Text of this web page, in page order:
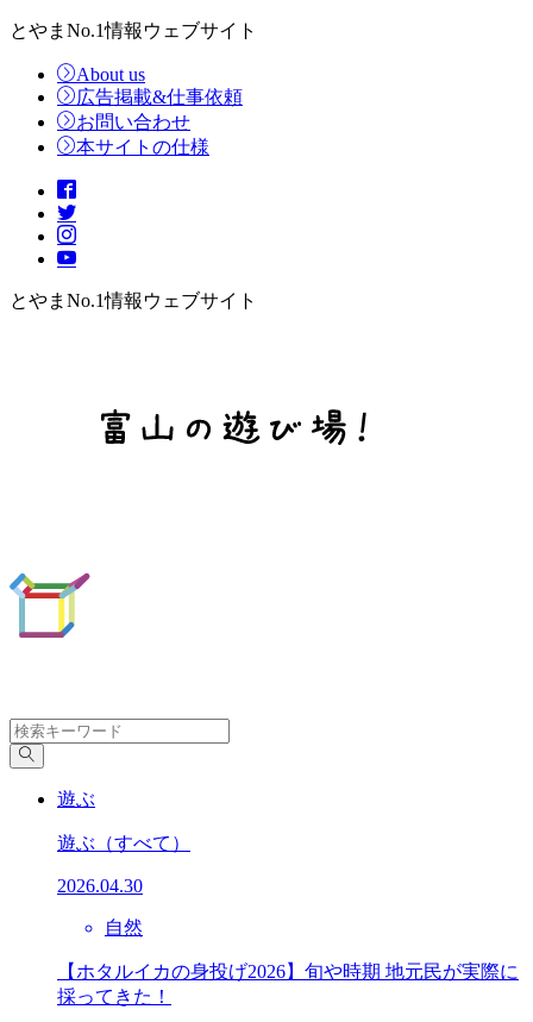
とやまNo.1情報ウェブサイト
About us
広告掲載&仕事依頼
お問い合わせ
本サイトの仕様
とやまNo.1情報ウェブサイト
遊ぶ
遊ぶ （すべて）
2026.04.30
自然
【ホタルイカの身投げ2026】旬や時期 地元民が実際に
採ってきた！